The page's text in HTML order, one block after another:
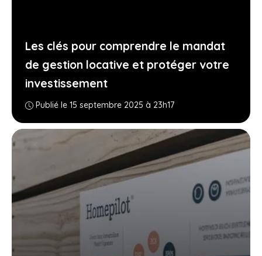
Les clés pour comprendre le mandat
de gestion locative et protéger votre
investissement
Publié le 15 septembre 2025 à 23h17